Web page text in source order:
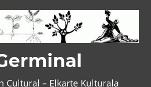
Cultural – Elkarte Kulturala